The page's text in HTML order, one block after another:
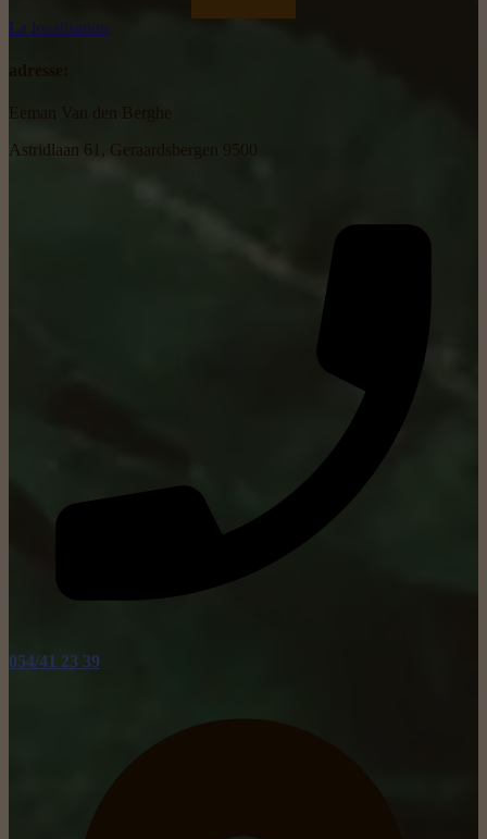
La localisation
Astridlaan 61, Geraardsbergen 9500
054/41 23 39